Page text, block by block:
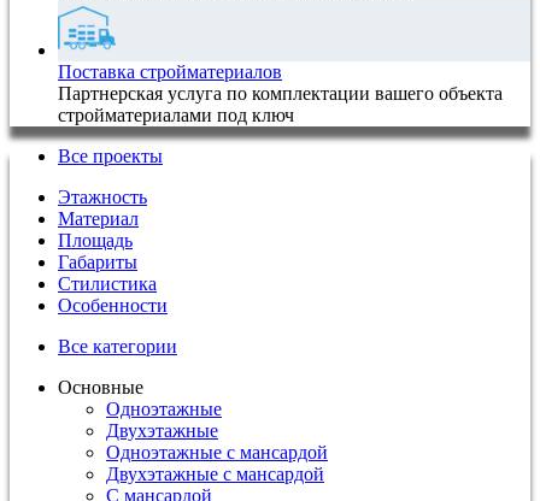
Поставка стройматериалов
Партнерская услуга по комплектации вашего объекта
стройматериалами под ключ
Все проекты
Этажность
Материал
Площадь
Габариты
Стилистика
Особенности
Все категории
Основные
Одноэтажные
Двухэтажные
Одноэтажные с мансардой
Двухэтажные с мансардой
С мансардой